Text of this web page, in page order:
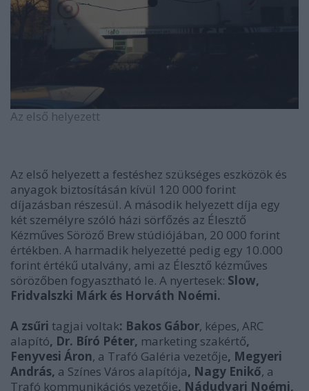
Az első helyezett
Az első helyezett a festéshez szükséges eszközök és
anyagok biztosításán kívül 120 000 forint
díjazásban részesül. A második helyezett díja egy
két személyre szóló házi sörfőzés az Élesztő
Kézműves Söröző Brew stúdiójában, 20 000 forint
értékben. A harmadik helyezetté pedig egy 10.000
forint értékű utalvány, ami az Élesztő kézműves
sörözőben fogyasztható le. A nyertesek: Slow,
Fridvalszki Márk és Horváth Noémi.
A zsűri tagjai voltak: Bakos Gábor, képes, ARC
alapító, Dr. Bíró Péter, marketing szakértő,
Fenyvesi Áron, a Trafó Galéria vezetője, Megyeri
András, a Színes Város alapítója, Nagy Enikő, a
Trafó kommunikációs vezetője, Nádudvari Noémi,